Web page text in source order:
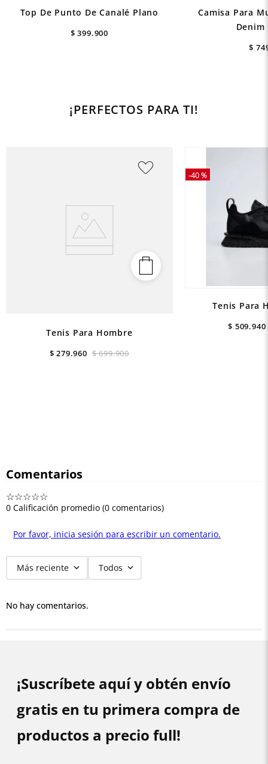
Top De Punto De Canalé Plano
$ 399.900
Camisa Para
Denim
$
¡PERFECTOS PARA TI!
Tenis Para Hombre
$ 699.900
$ 279.960
-40 %
Tenis Para
$ 509.940
Comentarios
☆☆☆☆☆
0 Calificación promedio (0 comentarios)
Por favor, inicia sesión para escribir un comentario.
Más reciente Todos
No hay comentarios.
¡Suscríbete aquí y obtén envío
gratis en tu primera compra de
productos a precio full!